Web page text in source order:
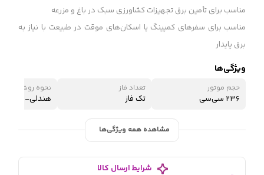
مناسب برای تأمین برق تجهیزات کشاورزی سبک در باغ و مزرعه
مناسب برای سفرهای کمپینگ یا اسکان‌های موقت در طبیعت با نیاز به
برق پایدار
ویژگی‌ها
حجم موتور
236 سی‌سی
تعداد فاز
تک فاز
نحوه روشن شدن
هندلی-
مشاهده همه ویژگی‌ها
شرایط ارسال کالا